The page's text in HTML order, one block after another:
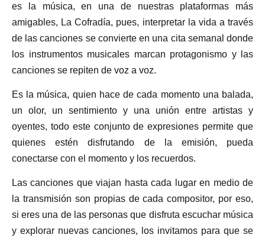
es la música, en una de nuestras plataformas más
amigables, La Cofradía, pues, interpretar la vida a través
de las canciones se convierte en una cita semanal donde
los instrumentos musicales marcan protagonismo y las
canciones se repiten de voz a voz.
Es la música, quien hace de cada momento una balada,
un olor, un sentimiento y una unión entre artistas y
oyentes, todo este conjunto de expresiones permite que
quienes estén disfrutando de la emisión, pueda
conectarse con el momento y los recuerdos.
Las canciones que viajan hasta cada lugar en medio de
la transmisión son propias de cada compositor, por eso,
si eres una de las personas que disfruta escuchar música
y explorar nuevas canciones, los invitamos para que se